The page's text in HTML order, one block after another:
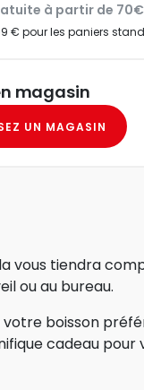
à partir de
€ pour les paniers
magasin
UN MAGASIN
vous tiendra
ou au bureau.
votre boisson
cadeau pour